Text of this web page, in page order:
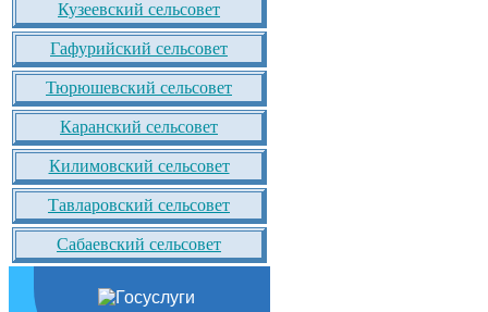
Кузеевский сельсовет
Гафурийский сельсовет
Тюрюшевский сельсовет
Каранский сельсовет
Килимовский сельсовет
Тавларовский сельсовет
Сабаевский сельсовет